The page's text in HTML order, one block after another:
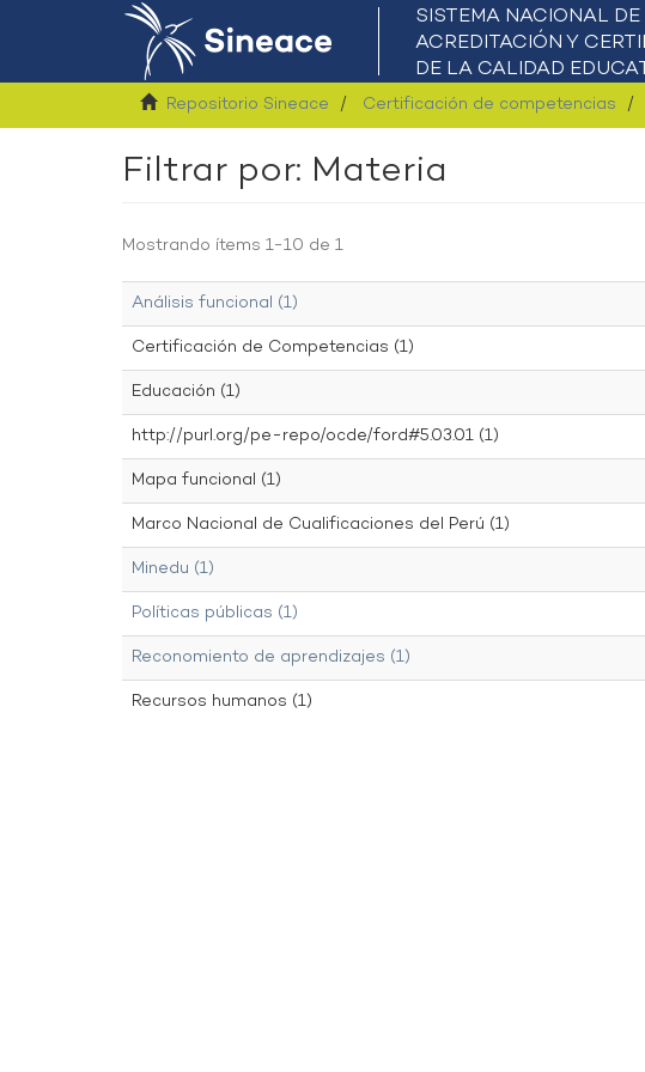
Repositorio Sineace Certificación de competencias
Filtrar por: Materia
Mostrando ítems 1-10 de 1
Análisis funcional (1)
Certificación de Competencias (1)
Educación (1)
http://purl.org/pe-repo/ocde/ford#5.03.01 (1)
Mapa funcional (1)
Marco Nacional de Cualificaciones del Perú (1)
Minedu (1)
Políticas públicas (1)
Reconomiento de aprendizajes (1)
Recursos humanos (1)